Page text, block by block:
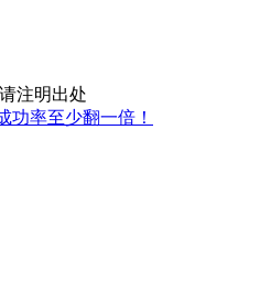
注明出处
功率至少翻一倍！